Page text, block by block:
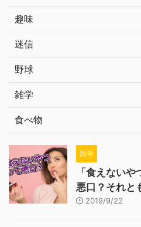
趣味
迷信
野球
雑学
食べ物
雑学
「食えない
悪口？それと
2019/9/22